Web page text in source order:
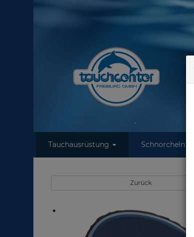
Tauchausrüstung Schnorcheln
Zurück